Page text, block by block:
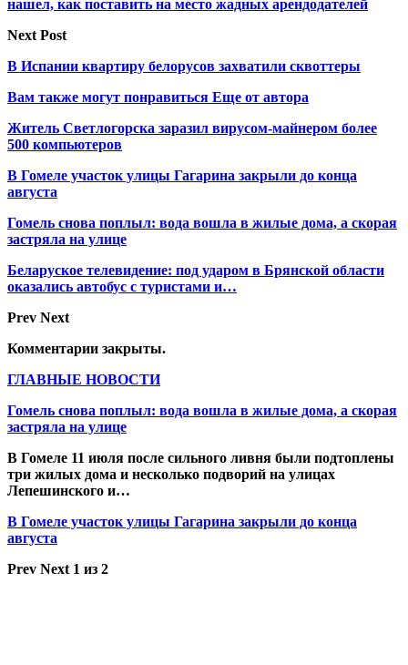
нашел, как поставить на место жадных арендодателей
Next Post
В Испании квартиру белорусов захватили сквоттеры
Вам также могут понравиться Еще от автора
Житель Светлогорска заразил вирусом-майнером более
500 компьютеров
В Гомеле участок улицы Гагарина закрыли до конца
августа
Гомель снова поплыл: вода вошла в жилые дома, а скорая
застряла на улице
Беларуское телевидение: под ударом в Брянской области
оказались автобус с туристами и…
Prev Next
Комментарии закрыты.
ГЛАВНЫЕ НОВОСТИ
Гомель снова поплыл: вода вошла в жилые дома, а скорая
застряла на улице
В Гомеле 11 июля после сильного ливня были подтоплены
три жилых дома и несколько подворий на улицах
Лепешинского и…
В Гомеле участок улицы Гагарина закрыли до конца
августа
Prev Next 1 из 2